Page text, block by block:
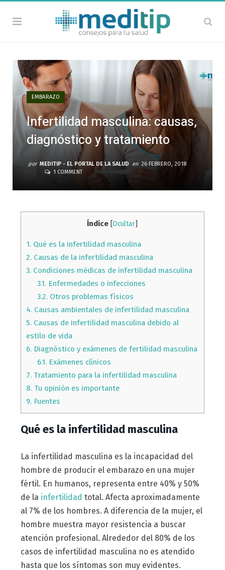
EMBARAZO
Infertilidad masculina: causas,
diagnóstico y tratamiento
por MEDITIP - EL PORTAL DE LA SALUD en 26 FEBRERO, 2018
1 COMMENT
Índice [Ocultar]
1.Qué es la infertilidad masculina
2.Causas de la infertilidad masculina
3.Condiciones médicas de infertilidad masculina
3.1. Enfermedades o infecciones
3.2. Otros problemas físicos
4.Causas ambientales de infertilidad masculina
5.Causas de infertilidad masculina debido al
estilo de vida
6.Diagnóstico y exámenes de fertilidad masculina
6.1. Exámenes clínicos
7.Tratamiento para la infertilidad masculina
8.Tu opinión es importante
9.Fuentes
Qué es la infertilidad masculina
La infertilidad masculina es la incapacidad del
hombre de producir el embarazo en una mujer
fértil. En humanos, representa entre 40% y 50%
de la infertilidad total. Afecta aproximadamente
al 7% de los hombres. A diferencia de la mujer, el
hombre muestra mayor resistencia a buscar
atención profesional. Alrededor del 80% de los
casos de infertilidad masculina no es atendido
hasta que los síntomas son muy evidentes.